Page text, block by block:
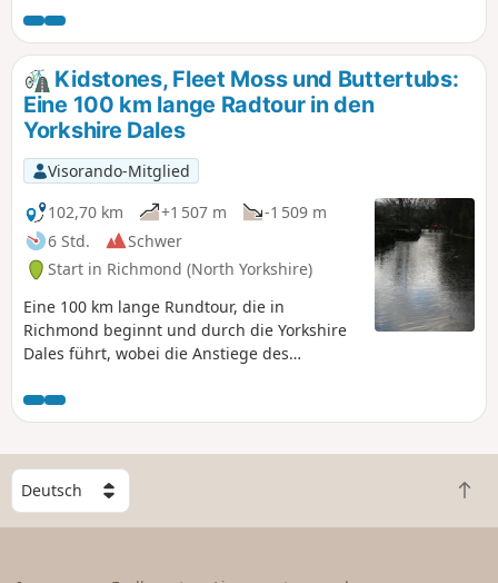
Kalksteinfelsen und Kalksteinpflaster
zum Three Peaks Path, der Sie auf den
Gipfel des Ingleborough bringt, wo Sie
an klaren Tagen mit einer herrlichen
Aussicht belohnt werden. Der Rückweg
führt über die Gaping Gill-Schlucht und
die Trow Gill-Schlucht, bevor Sie wieder
ins Crummack Dale gelangen.
Kidstones, Fleet Moss und Buttertubs:
Eine 100 km lange Radtour in den
Yorkshire Dales
Visorando-Mitglied
102,70 km
+1 507 m
-1 509 m
6 Std.
Schwer
Start in Richmond (North Yorkshire)
Eine 100 km lange Rundtour, die in
Richmond beginnt und durch die Yorkshire
Dales führt, wobei die Anstiege des
Buttertubs Pass bewältigt werden.
Wunderschöne Landschaft und tolle Orte für
W
ä
h
Z
u